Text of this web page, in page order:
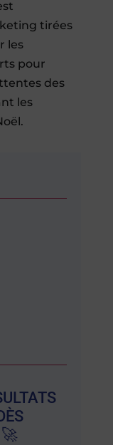
tirées
les
pour
des
les